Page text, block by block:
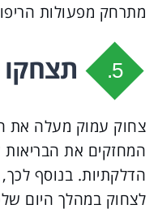
מתרחק מפעולות
5. תצחקו
צחוק עמוק מעלה את
המחזקים את
הדלקתיות. בנוסף
לצחוק במהלך היום